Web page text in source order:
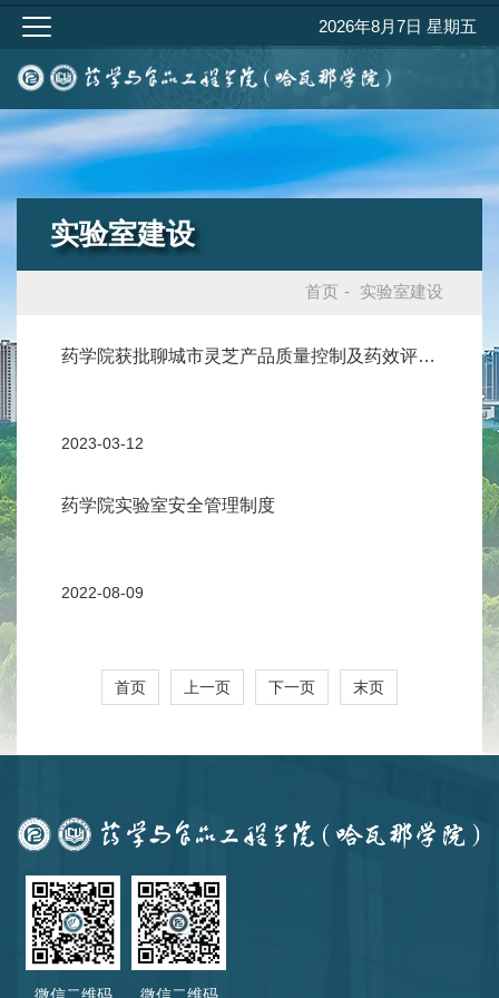
2026年8月7日 星期五
实验室建设
首页 - 实验室建设
药学院获批聊城市灵芝产品质量控制及药效评估
2023-03-12
药学院实验室安全管理制度
2022-08-09
首页 上一页 下一页 末页